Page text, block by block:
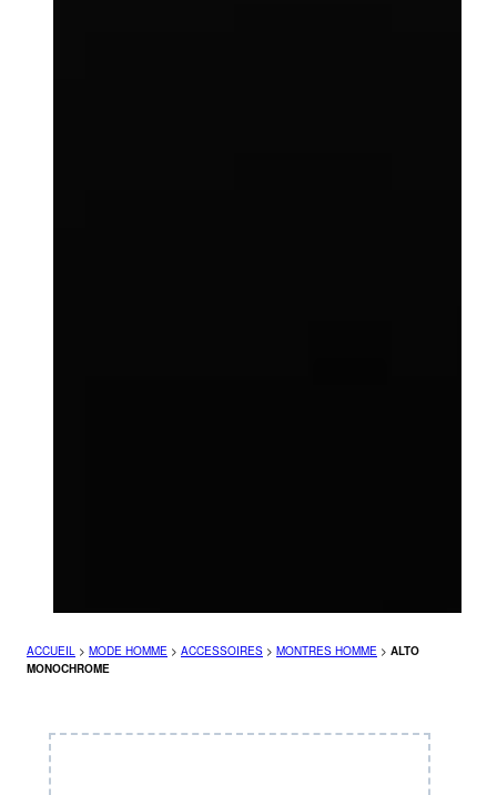
ACCUEIL > MODE HOMME > ACCESSOIRES > MONTRES HOMME > ALTO
MONOCHROME